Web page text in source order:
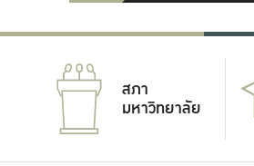
สภา
มหาวิทยาลัย